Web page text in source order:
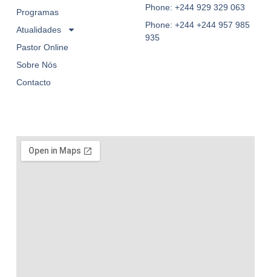
Programas
Atualidades
Pastor Online
Sobre Nós
Contacto
Phone: +244 929 329 063
Phone: +244 +244 957 985
935